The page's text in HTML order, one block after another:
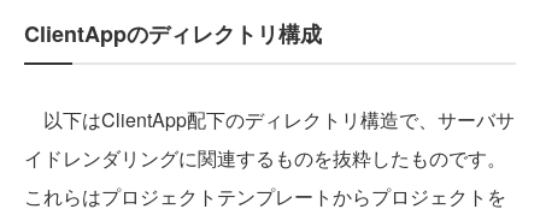
ClientAppのディレクトリ構成
以下はClientApp配下のディレクトリ構造で、サーバサ
イドレンダリングに関連するものを抜粋したものです。
これらはプロジェクトテンプレートからプロジェクトを